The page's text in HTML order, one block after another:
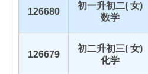
126680
初一升初二( 女)
数学
126679
初二升初三( 女)
化学